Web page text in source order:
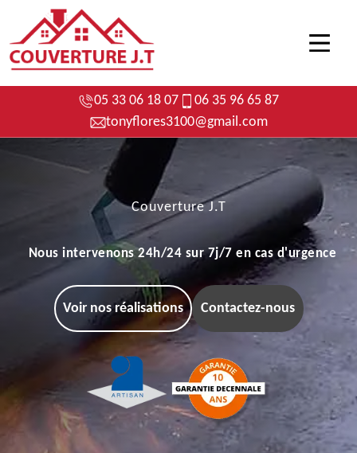
05 33 06 18 07
06 35 96 65 87
tonyflores3100@gmail.com
Couverture J.T
Nous intervenons 24h/24 sur 7j/7 en cas d'urgence
Voir nos réalisations Contactez-nous